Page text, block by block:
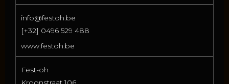
info@festoh.be
[+32] 0496 529 488
www.festoh.be
Fest-oh